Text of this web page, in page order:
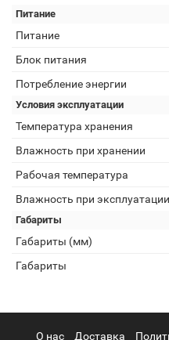
Питание
Питание
Блок питания
Потребление энергии
Условия эксплуатации
Температура хранения
Влажность при хранении
Рабочая температура
Влажность при эксплуатации
Габариты
Габариты (мм)
Габариты
О нас Доставка